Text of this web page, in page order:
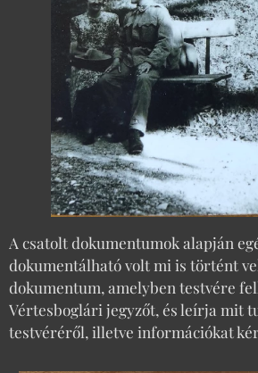
A csatolt dokumentumok alapján
dokumentálható volt mi is történt
dokumentum, amelyben testvére
Vértesboglári jegyzőt, és leírja mit
testvéréről, illetve információkat